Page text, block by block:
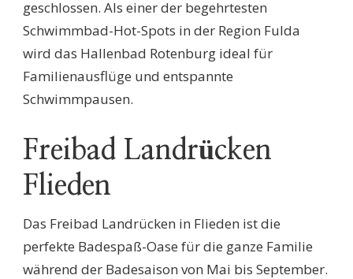
geschlossen. Als einer der begehrtesten
Schwimmbad-Hot-Spots in der Region Fulda
wird das Hallenbad Rotenburg ideal für
Familienausflüge und entspannte
Schwimmpausen.
Freibad Landrücken
Flieden
Das Freibad Landrücken in Flieden ist die
perfekte Badespaß-Oase für die ganze Familie
während der Badesaison von Mai bis September.